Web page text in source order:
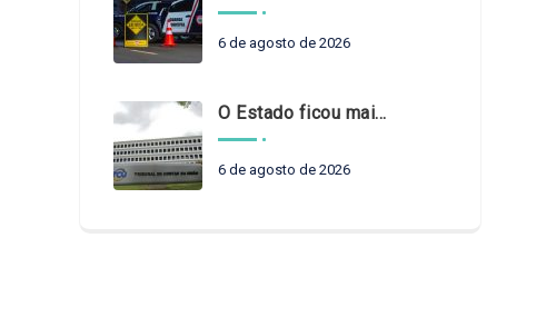
6 de agosto de 2026
O Estado ficou mais complexo. O controle precisa acompanhar
6 de agosto de 2026